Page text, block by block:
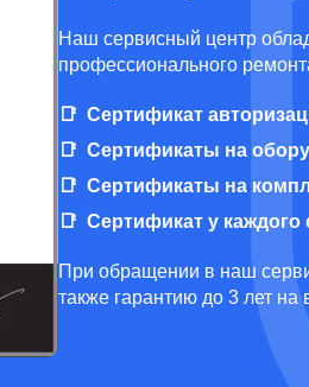
Наш сервисный центр
профессионального
Сертификат
Сертификаты на
Сертификаты на
Сертификат у каждого
При обращении в наш
также гарантию до 3 лет